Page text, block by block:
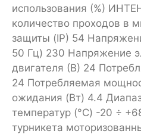
использования (%)
количество проходов в
защиты (IP) 54
50 Гц) 230 Напряжение
двигателя (В) 24
24 Потребляемая
ожидания (Вт) 4.4
температур (°C) -20 ÷
турникета